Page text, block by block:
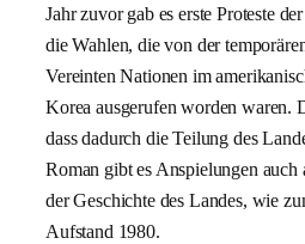
Jahr zuvor gab es erste Proteste
die Wahlen, die von der
Vereinten Nationen im
Korea ausgerufen worden waren.
dass dadurch die Teilung des
Roman gibt es Anspielungen
der Geschichte des Landes, wie
Aufstand 1980.